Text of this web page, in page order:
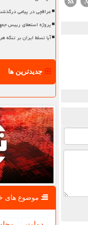
عراقچی در پیامی
پروژه استعفای رییس
آیا تسلط ایران بر تنگه
جدیدترین ها
موضوع های